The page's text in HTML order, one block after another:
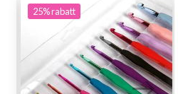
25%rabatt